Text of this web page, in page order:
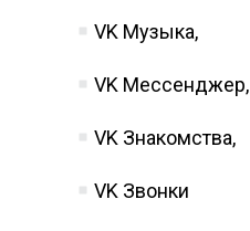
VK Музыка,
VK Мессенджер,
VK Знакомства,
VK Звонки